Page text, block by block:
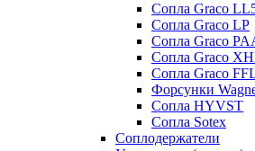
Сопла Graco
Сопла Graco LP
Сопла Graco
Сопла Graco
Сопла Graco
Форсунки
Сопла HYVST
Сопла Sotex
Соплодержатели